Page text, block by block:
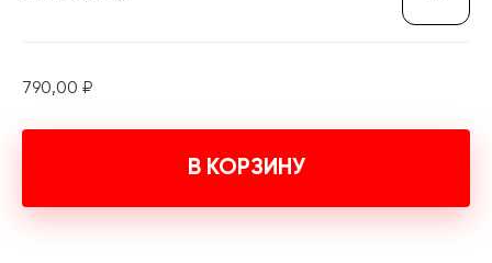
790,00 ₽
В КОРЗИНУ